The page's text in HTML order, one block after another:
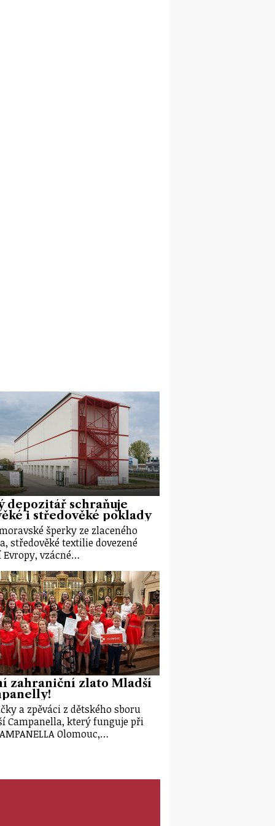
depozitář schraňuje
i středověké poklady
šperky ze zlaceného
středověké textilie dovezené
vzácné…
zahraniční zlato Mladší
a zpěváci z dětského sboru
Campanella, který funguje při
Olomouc,…